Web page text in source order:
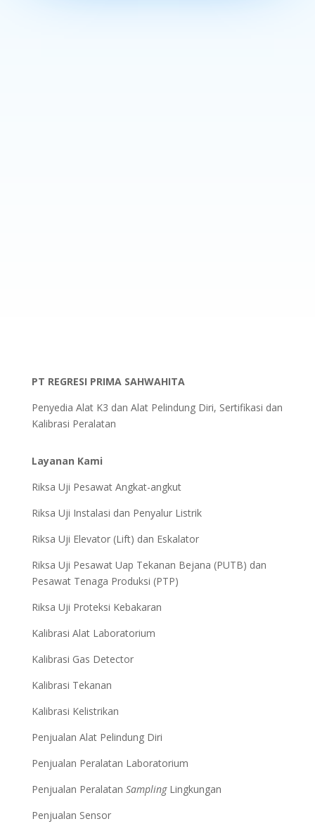
PT REGRESI PRIMA SAHWAHITA
Penyedia Alat K3 dan Alat Pelindung Diri, Sertifikasi dan
Kalibrasi Peralatan
Layanan Kami
Riksa Uji Pesawat Angkat-angkut
Riksa Uji Instalasi dan Penyalur Listrik
Riksa Uji Elevator (Lift) dan Eskalator
Riksa Uji Pesawat Uap Tekanan Bejana (PUTB) dan
Pesawat Tenaga Produksi (PTP)
Riksa Uji Proteksi Kebakaran
Kalibrasi Alat Laboratorium
Kalibrasi Gas Detector
Kalibrasi Tekanan
Kalibrasi Kelistrikan
Penjualan Alat Pelindung Diri
Penjualan Peralatan Laboratorium
Penjualan Peralatan SamplingLingkungan
Penjualan Sensor